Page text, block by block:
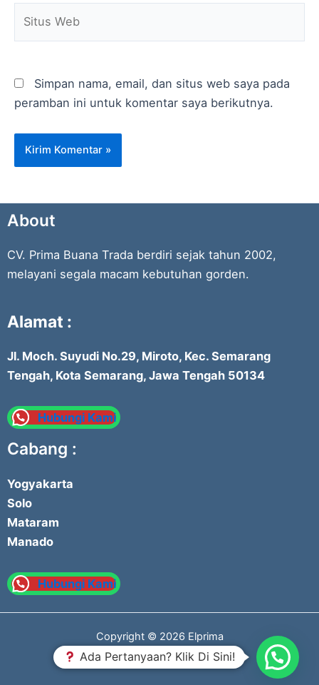
Web
Simpan nama, email, dan situs web saya pada
peramban ini untuk komentar saya berikutnya.
About
CV. Prima Buana Trada berdiri sejak tahun 2002,
melayani segala macam kebutuhan gorden.
Alamat :
Jl. Moch. Suyudi No.29, Miroto, Kec. Semarang
Tengah, Kota Semarang, Jawa Tengah 50134
Hubungi Kami
Cabang :
Yogyakarta
Solo
Mataram
Manado
Hubungi Kami
Copyright © 2026 Elprima
Ada Pertanyaan? Klik Di Sini!